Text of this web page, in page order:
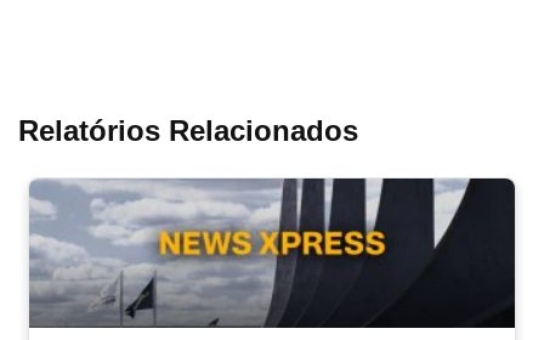
Relatórios Relacionados